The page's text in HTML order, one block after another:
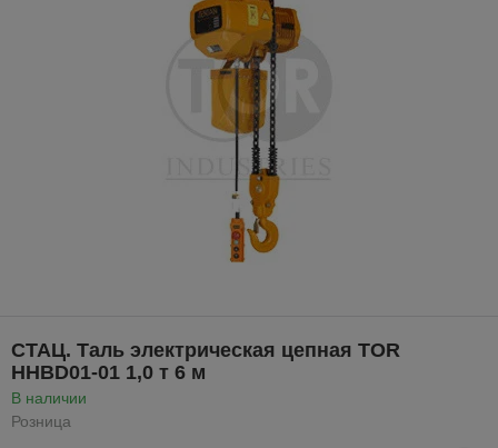
CТАЦ. Таль электрическая цепная TOR
HHBD01-01 1,0 т 6 м
В наличии
Розница